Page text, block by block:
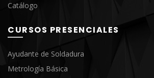
Catálogo
CURSOS PRESENCIALES
Ayudante de Soldadura
Metrología Básica